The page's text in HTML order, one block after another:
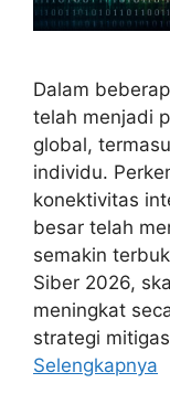
Dalam
telah menjadi
global,
individu.
konektivitas
besar telah
semakin
Siber 2026,
meningkat
strategi
Selengkapnya